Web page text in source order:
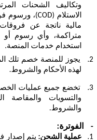
وتكاليف الشحنات
الاستلام (COD)، ورسوم
مالية ناتجة عن
متراكمة، وأي رسوم
استخدام خدمات المنصة.
2.
يجوز للمنصة خصم تلك
لهذه الأحكام والشروط.
3.
تخضع جميع عمليات
والتسويات والمقاصة
والشروط.
- الفوترة:
1. عملية الشحن: يتم إصدار